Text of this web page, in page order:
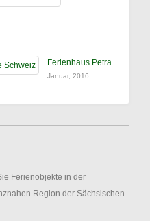
Ferienhaus Petra
Januar, 2016
Ferienobjekte in der
Region der Sächsischen